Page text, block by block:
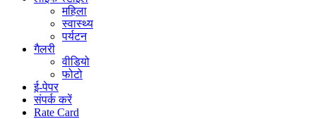
महिला
स्वास्थ्य
पर्यटन
गैलरी
वीडियो
फोटो
ई-पेपर
संपर्क करें
Rate Card